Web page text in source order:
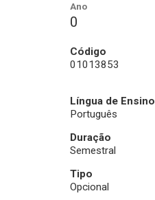
Ano
0
Código
01013853
Língua de Ensino
Português
Duração
Semestral
Tipo
Opcional